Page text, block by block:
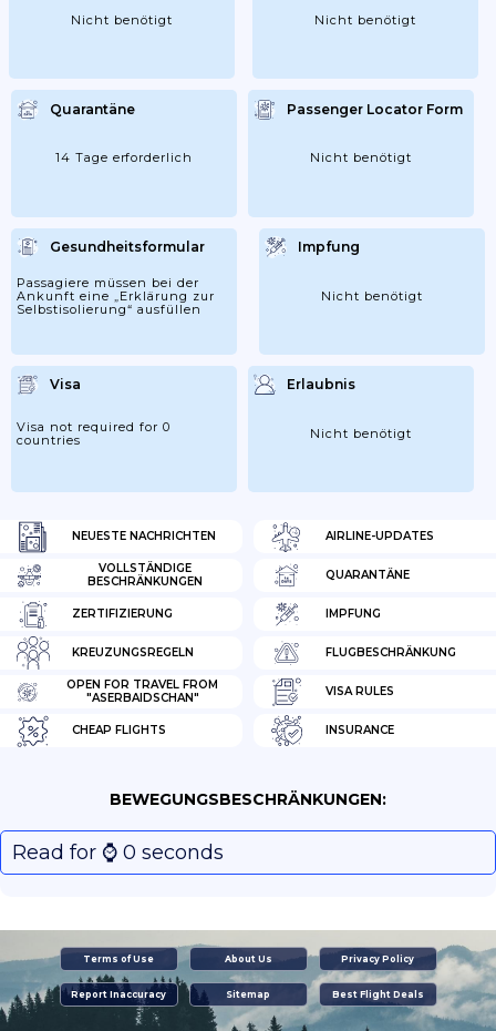
NEUESTE NACHRICHTEN AIRLINE-UPDATES
VOLLSTÄNDIGE
BESCHRÄNKUNGEN
QUARANTÄNE
ZERTIFIZIERUNG IMPFUNG
KREUZUNGSREGELN FLUGBESCHRÄNKUNG
OPEN FOR TRAVEL FROM
"ASERBAIDSCHAN"
VISA RULES
CHEAP FLIGHTS INSURANCE
Nicht benötigt Nicht benötigt
Quarantäne
14 Tage erforderlich
Passenger Locator Form
Nicht benötigt
Gesundheitsformular
Passagiere müssen bei der
Ankunft eine „Erklärung zur
Selbstisolierung“ ausfüllen
Impfung
Nicht benötigt
Visa
Visa not required for 0
countries
Erlaubnis
Nicht benötigt
BEWEGUNGSBESCHRÄNKUNGEN:
Read for ⌚️ 0 seconds
Terms of Use About Us Privacy Policy
Report Inaccuracy Sitemap Best Flight Deals